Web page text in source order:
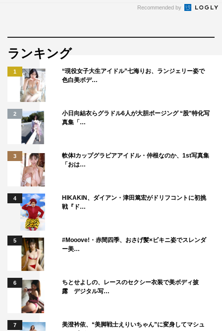
そんな彼らの“はじめての東京”を見守る出演者は、小泉
孝太郎、島崎和歌子、山崎弘也（アンタッチャブル）、フ
ァーストサマーウイカ。進行は、鷲見玲奈アナウンサーが
務める。
＜小泉孝太郎 コメント＞
やっぱり毎回新鮮ですね。今回5回目で、僕もスタジオで
見させていただきましたけど、きっと、出てくれた方が着
飾っていないのがいいんでしょうね。今回出演いただいた
5組の方々も、東京への思いだったり、会いたい人への思
Recommended by
ランキング
1
“現役女子大生アイドル”七海りお、ランジェリー姿で
色白美ボデ…
2
小日向結衣らグラドル6人が大胆ポージング “股”特化写
真集「…
3
軟体Iカップグラビアアイドル・仲根なのか、1st写真集
「おは…
4
HIKAKIN、ダイアン・津田篤宏がドリフコントに初挑
戦『ド…
5
#Mooove!・赤間四季、おさげ髪×ビキニ姿でスレンダ
ー美…
6
ちとせよしの、レースのセクシー衣装で美ボディ披
露 デジタル写…
7
美澄衿依、“美脚戦士えりいちゃん”に変身してマシュ